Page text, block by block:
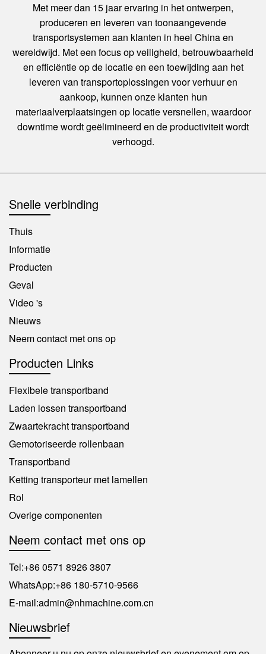
Met meer dan 15 jaar ervaring in het ontwerpen,
produceren en leveren van toonaangevende
transportsystemen aan klanten in heel China en
wereldwijd. Met een focus op veiligheid, betrouwbaarheid
en efficiëntie op de locatie en een toewijding aan het
leveren van transportoplossingen voor verhuur en
aankoop, kunnen onze klanten hun
materiaalverplaatsingen op locatie versnellen, waardoor
downtime wordt geëlimineerd en de productiviteit wordt
verhoogd.
Snelle verbinding
Thuis
Informatie
Producten
Geval
Video 's
Nieuws
Neem contact met ons op
Producten Links
Flexibele transportband
Laden lossen transportband
Zwaartekracht transportband
Gemotoriseerde rollenbaan
Transportband
Ketting transporteur met lamellen
Rol
Overige componenten
Neem contact met ons op
Tel:+86 0571 8926 3807
WhatsApp:+86 180-5710-9566
E-mail:admin@nhmachine.com.cn
Nieuwsbrief